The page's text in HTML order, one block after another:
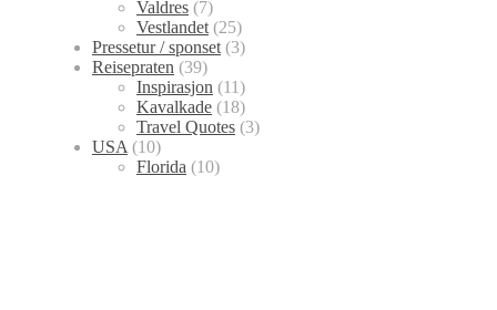
Valdres (7)
Vestlandet (25)
Pressetur / sponset (3)
Reisepraten (39)
Inspirasjon (11)
Kavalkade (18)
Travel Quotes (3)
USA (10)
Florida (10)